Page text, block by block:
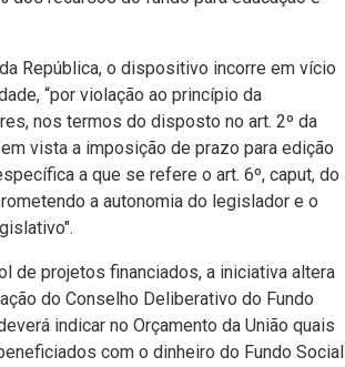
República, o dispositivo incorre em vício
“por violação ao princípio da
nos termos do disposto no art. 2º da
vista a imposição de prazo para edição
a que se refere o art. 6º, caput, do
a autonomia do legislador e o
de projetos financiados, a iniciativa altera
do Conselho Deliberativo do Fundo
indicar no Orçamento da União quais
com o dinheiro do Fundo Social